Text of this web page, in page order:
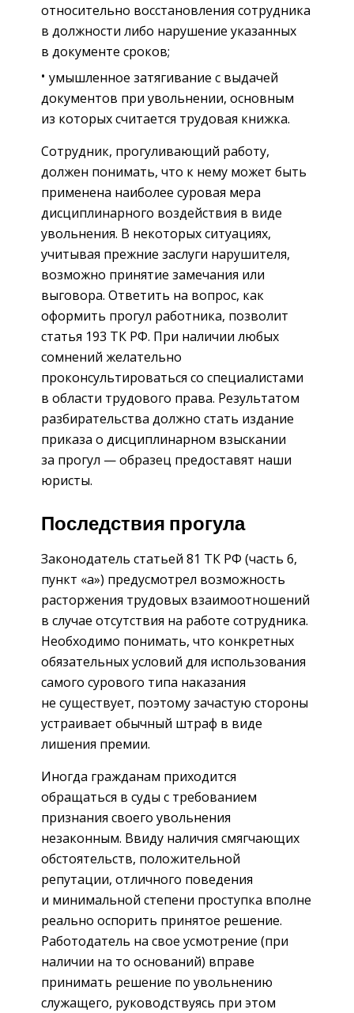
относительно восстановления сотрудника
в должности либо нарушение указанных
в документе сроков;
умышленное затягивание с выдачей
документов при увольнении, основным
из которых считается трудовая книжка.
Сотрудник, прогуливающий работу,
должен понимать, что к нему может быть
применена наиболее суровая мера
дисциплинарного воздействия в виде
увольнения. В некоторых ситуациях,
учитывая прежние заслуги нарушителя,
возможно принятие замечания или
выговора. Ответить на вопрос, как
оформить прогул работника, позволит
статья 193 ТК РФ. При наличии любых
сомнений желательно
проконсультироваться со специалистами
в области трудового права. Результатом
разбирательства должно стать издание
приказа о дисциплинарном взыскании
за прогул — образец предоставят наши
юристы.
Последствия прогула
Законодатель статьей 81 ТК РФ (часть 6,
пункт «а») предусмотрел возможность
расторжения трудовых взаимоотношений
в случае отсутствия на работе сотрудника.
Необходимо понимать, что конкретных
обязательных условий для использования
самого сурового типа наказания
не существует, поэтому зачастую стороны
устраивает обычный штраф в виде
лишения премии.
Иногда гражданам приходится
обращаться в суды с требованием
признания своего увольнения
незаконным. Ввиду наличия смягчающих
обстоятельств, положительной
репутации, отличного поведения
и минимальной степени проступка вполне
реально оспорить принятое решение.
Работодатель на свое усмотрение (при
наличии на то оснований) вправе
принимать решение по увольнению
служащего, руководствуясь при этом